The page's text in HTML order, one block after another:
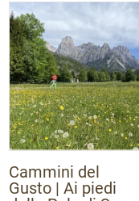
Cammini del
Gusto | Ai piedi